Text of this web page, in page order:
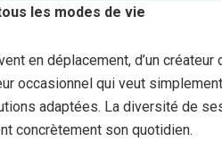
les modes de vie
en déplacement, d’un
occasionnel qui veut
adaptées. La diversité de
concrètement son quotidien.